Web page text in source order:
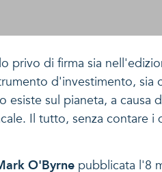
privo di firma sia
d'investimento,
sul pianeta, a
Il tutto, senza contare i
O'Byrne pubblicata l'8